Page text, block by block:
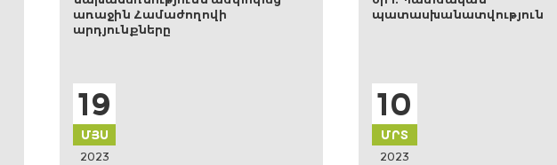
պատասխանատվություն